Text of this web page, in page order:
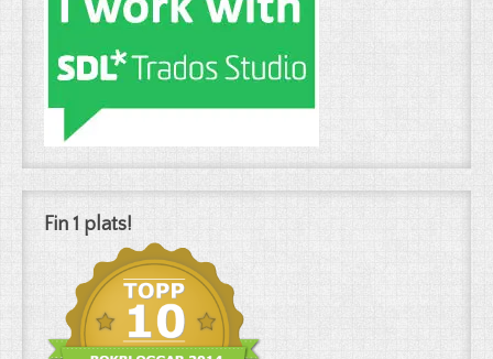
Fin 1 plats!